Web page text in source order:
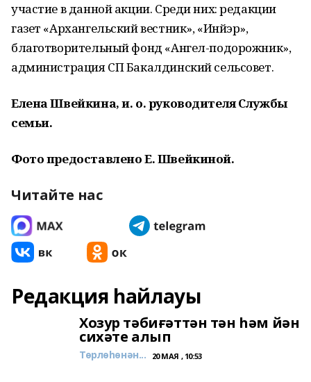
участие в данной акции. Среди них: редакции
газет «Архангельский вестник», «Инйэр»,
благотворительный фонд «Ангел-подорожник»,
администрация СП Бакалдинский сельсовет.
Елена Швейкина, и. о. руководителя Службы
семьи.
Фото предоставлено Е. Швейкиной.
Читайте нас
Редакция һайлауы
Хозур тәбиғәттән тән һәм йән
сихәте алып
Төрлөһөнән... 20 МАЯ , 10:53